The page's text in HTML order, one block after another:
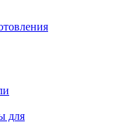
для